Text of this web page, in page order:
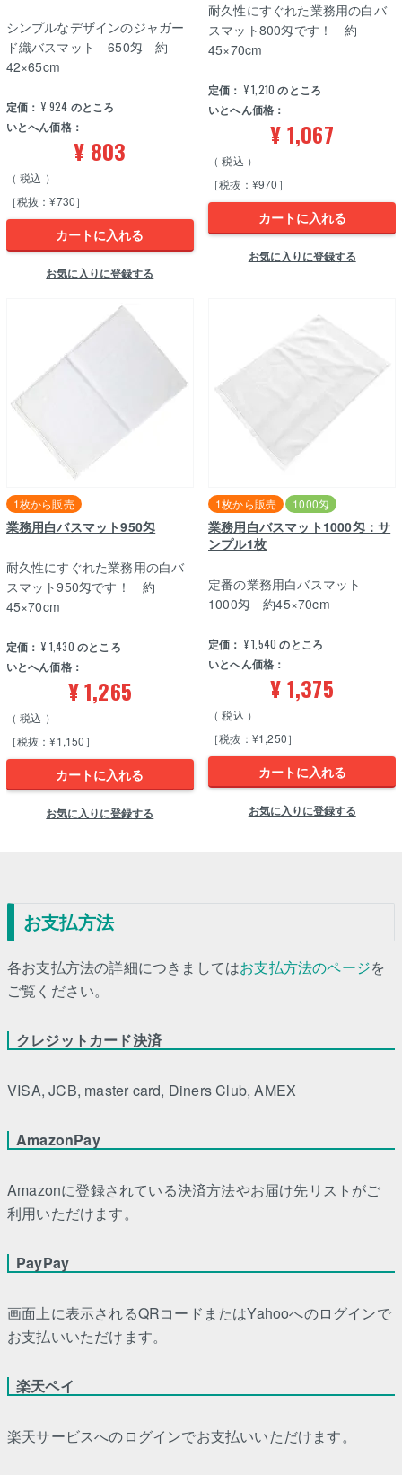
定価： ¥ 924 のところ
いとへん価格：
¥ 803
税込
［税抜：¥730］
シンプルなデザインのジャガー
ド織バスマット 650匁 約
42×65cm
カートに入れる
お気に入りに登録する
定価： ¥1,210 のところ
いとへん価格：
¥1,067
税込
［税抜：¥970］
耐久性にすぐれた業務用の白バ
スマット800匁です！ 約
45×70cm
カートに入れる
お気に入りに登録する
業務用白バスマット950匁
1枚から販売
定価： ¥ 1,430 のところ
いとへん価格：
¥1,265
税込
［税抜：¥1,150］
耐久性にすぐれた業務用の白バ
スマット950匁です！ 約
45×70cm
カートに入れる
お気に入りに登録する
業務用白バスマット1000匁：サ
ンプル1枚
1枚から販売 1000匁
定価： ¥1,540 のところ
いとへん価格：
¥1,375
税込
［税抜：¥1,250］
定番の業務用白バスマット
1000匁 約45×70cm
カートに入れる
お気に入りに登録する
お支払方法
各お支払方法の詳細につきましてはお支払方法のページを
ご覧ください。
クレジットカード決済
VISA, JCB, master card, Diners Club, AMEX
AmazonPay
Amazonに登録されている決済方法やお届け先リストがご
利用いただけます。
PayPay
画面上に表示されるQRコードまたはYahooへのログインで
お支払いいただけます。
楽天ペイ
楽天サービスへのログインでお支払いいただけます。